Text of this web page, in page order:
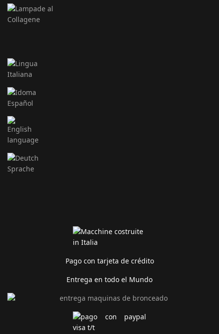
Pago con tarjeta de crédito
Entrega en todo el Mundo